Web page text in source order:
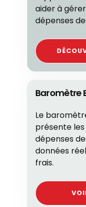
aider à
dépenses
Baromètre
Le
présente
dépenses
données
frais.